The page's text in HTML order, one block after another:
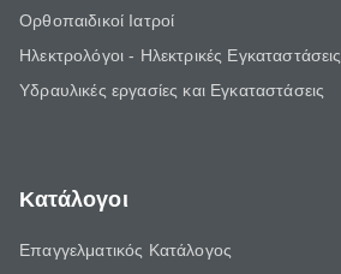
Ορθοπαιδικοί Ιατροί
Ηλεκτρολόγοι - Ηλεκτρικές Εγκαταστάσεις
Υδραυλικές εργασίες και Εγκαταστάσεις
Κατάλογοι
Επαγγελματικός Κατάλογος